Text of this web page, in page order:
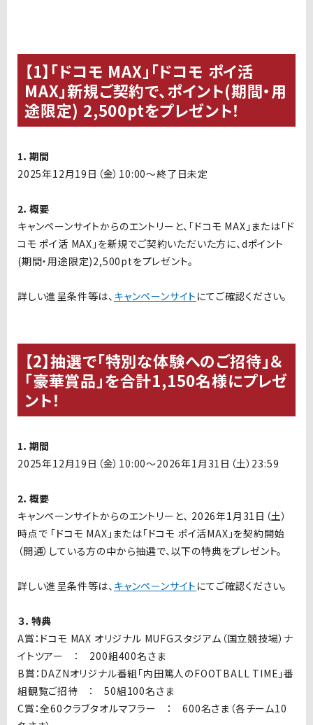
【1】「ドコモ MAX」「ドコモ ポイ活
MAX」新規ご契約で、ポイント(期間・用
途限定) 2,500ptをプレゼント！
1．期間
2025年12月19日（金）10:00～終了日未定
2．概要
キャンペーンサイトからのエントリーと、「ドコモ MAX」または「ド
コモ ポイ活 MAX」を新規でご契約いただいた方に、dポイント
(期間・用途限定)2,500ptをプレゼント。
詳しい進呈条件等は、 キャンペーンサイト にてご確認ください。
【2】抽選で「特別な体験へのご招待」＆
「豪華賞品」を合計1,150名様にプレゼ
ント！
1．期間
2025年12月19日（金）10:00～2026年1月31日（土）23:59
2．概要
キャンペーンサイトからのエントリーと、 2026年1月31日（土）
時点で 「ドコモ MAX」または「ドコモ ポイ活MAX」を契約開始
（開通）している方の中から抽選で、以下の特典をプレゼント。
詳しい進呈条件等は、 キャンペーンサイト にてご確認ください。
３．特典
A賞：ドコモ MAX オリジナル MUFGスタジアム（国立競技場）ナ
イトツアー ： 200組400名さま
B賞：DAZNオリジナル番組「内田篤人のFOOTBALL TIME」番
組観覧ご招待 ： 50組100名さま
C賞：全60クラブタオルマフラー ： 600名さま（各チーム10